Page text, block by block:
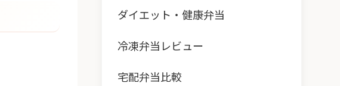
ダイエット・健康弁当
冷凍弁当レビュー
宅配弁当比較